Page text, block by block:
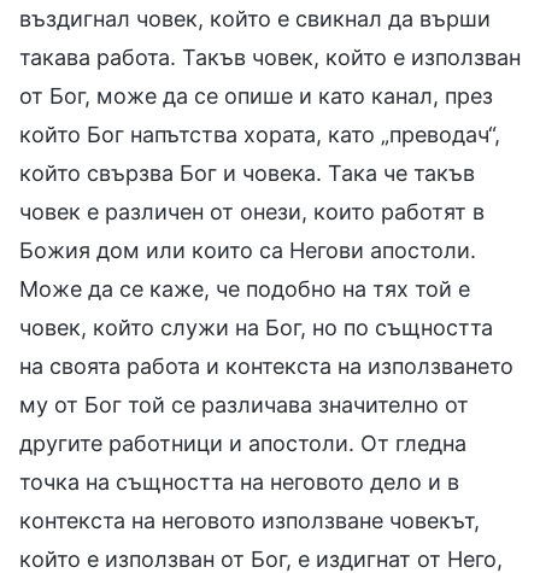
въздигнал човек, който е свикнал да върши
такава работа. Такъв човек, който е използван
от Бог, може да се опише и като канал, през
който Бог напътства хората, като „преводач“,
който свързва Бог и човека. Така че такъв
човек е различен от онези, които работят в
Божия дом или които са Негови апостоли.
Може да се каже, че подобно на тях той е
човек, който служи на Бог, но по същността
на своята работа и контекста на използването
му от Бог той се различава значително от
другите работници и апостоли. От гледна
точка на същността на неговото дело и в
контекста на неговото използване човекът,
който е използван от Бог, е издигнат от Него,